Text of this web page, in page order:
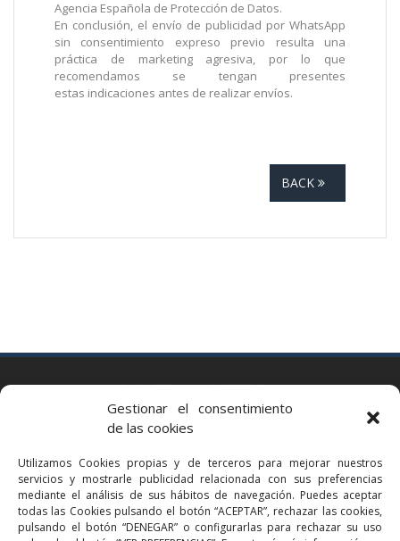
Gestionar el consentimiento
de las cookies
Utilizamos Cookies propias y de terceros para mejorar nuestros
servicios y mostrarle publicidad relacionada con sus preferencias
mediante el análisis de sus hábitos de navegación. Puedes aceptar
todas las Cookies pulsando el botón “ACEPTAR”, rechazar las cookies,
pulsando el botón “DENEGAR” o configurarlas para rechazar su uso
Agencia Española de Protección de Datos.
En conclusión, el envío de publicidad por WhatsApp
sin consentimiento expreso previo resulta una
práctica de marketing agresiva, por lo que
recomendamos se tengan presentes
estas indicaciones antes de realizar envíos.
BACK
Via Augusta 2 bis, 3º, 08006 Barcelona
bcn@bellavistalegal.eu
GRANOLLERS
C/ Sant Jaume, 16 1r, 08401 Granollers (Bcn)
+34 93 860 39 60